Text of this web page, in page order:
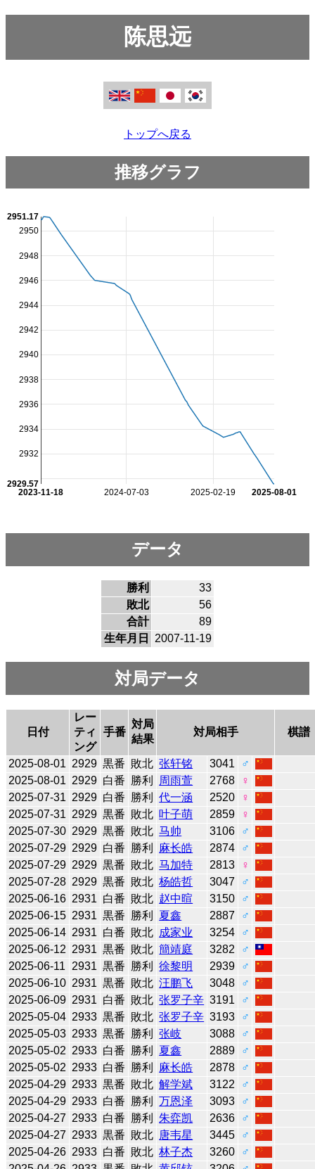
陈思远
トップへ戻る
推移グラフ
2024-07-03 2025-02-19
2023-11-18 2025-08-01
2932
2934
2936
2938
2940
2942
2944
2946
2948
2950
2929.57
2951.17
データ
勝利
33
敗北
56
合計
89
生年月日
2007-11-19
対局データ
日付
レー
ティ
ング
手番
対局
結果
対局相手 棋譜
2025-08-01 2929 黒番 敗北 张轩铭 3041
♂
2025-08-01 2929 白番 勝利 周雨萱 2768
♀
2025-07-31 2929 白番 勝利 代一涵 2520
♀
2025-07-31 2929 黒番 敗北 叶子萌 2859
♀
2025-07-30 2929 黒番 敗北 马帅 3106
♂
2025-07-29 2929 白番 勝利 麻长皓 2874
♂
2025-07-29 2929 黒番 敗北 马加特 2813
♀
2025-07-28 2929 黒番 敗北 杨皓哲 3047
♂
2025-06-16 2931 白番 敗北 赵中暄 3150
♂
2025-06-15 2931 黒番 勝利 夏鑫 2887
♂
2025-06-14 2931 白番 敗北 成家业 3254
♂
2025-06-12 2931 黒番 敗北 簡靖庭 3282
♂
2025-06-11
2931 黒番 勝利 徐黎明 2939
♂
2025-06-10 2931 黒番 敗北 汪鹏飞 3048
♂
2025-06-09 2931 白番 敗北 张罗子辛 3191
♂
2025-05-04 2933 黒番 敗北 张罗子辛 3193
♂
2025-05-03 2933 黒番 勝利 张岐 3088
♂
2025-05-02 2933 白番 勝利 夏鑫 2889
♂
2025-05-02 2933 白番 勝利 麻长皓 2878
♂
2025-04-29 2933 黒番 敗北 解学斌 3122
♂
2025-04-29 2933 白番 勝利 万恩泽 3093
♂
2025-04-27 2933 白番 勝利 朱弈凯 2636
♂
2025-04-27 2933 黒番 敗北 唐韦星 3445
♂
2025-04-26 2933 白番 敗北 林子杰 3260
♂